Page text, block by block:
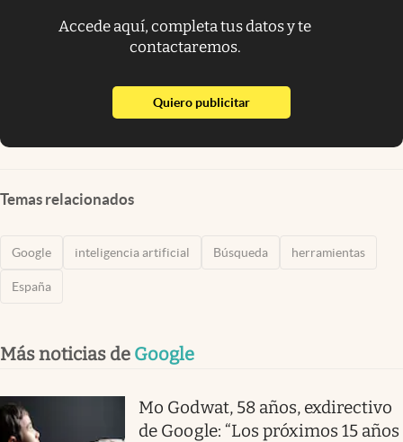
Accede aquí, completa tus datos y te
contactaremos.
Quiero publicitarabre en nueva pestaña
Temas relacionados
Google inteligencia artificial Búsqueda herramientas
España
Más noticias de Google
Mo Godwat, 58 años, exdirectivo
de Google: “Los próximos 15 años